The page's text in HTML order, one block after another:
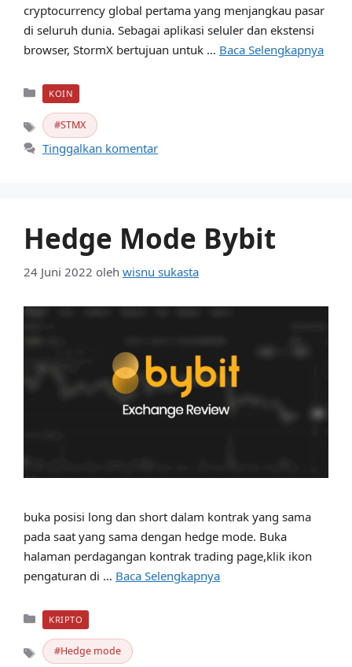
cryptocurrency global pertama yang menjangkau pasar
di seluruh dunia. Sebagai aplikasi seluler dan ekstensi
browser, StormX bertujuan untuk … Baca Selengkapnya
Kategori
KOIN
Tag STMX
Tinggalkan komentar
Hedge Mode Bybit
24 Juni 2022 oleh wisnu sukasta
buka posisi long dan short dalam kontrak yang sama
pada saat yang sama dengan hedge mode. Buka
halaman perdagangan kontrak trading page,klik ikon
pengaturan di … Baca Selengkapnya
Kategori
KRIPTO
Tag Hedge mode